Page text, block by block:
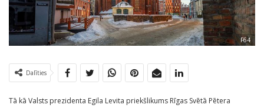
F64
Dalīties
Tā kā Valsts prezidenta Egila Levita priekšlikums Rīgas Svētā Pētera